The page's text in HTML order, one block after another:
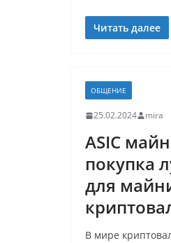
Читать далее
ОБЩЕНИЕ
25.02.2024 mira
ASIC
покупка
для
В мире